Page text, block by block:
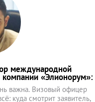
международной
«Элионорум»:
важна. Визовый офицер
куда смотрит заявитель,